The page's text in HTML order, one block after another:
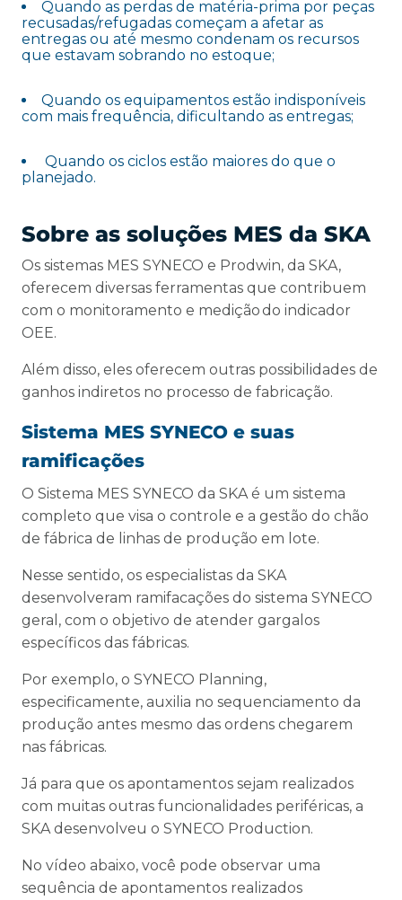
Quando as perdas de matéria-prima por peças
recusadas/refugadas começam a afetar as
entregas ou até mesmo condenam os recursos
que estavam sobrando no estoque;
Quando os equipamentos estão indisponíveis
com mais frequência, dificultando as entregas;
Quando os ciclos estão maiores do que o
planejado.
Sobre as soluções MES da SKA
Os sistemas MES SYNECO e Prodwin, da SKA,
oferecem diversas ferramentas que contribuem
com o monitoramento e medição do indicador
OEE.
Além disso, eles oferecem outras possibilidades de
ganhos indiretos no processo de fabricação.
Sistema MES SYNECO e suas
ramificações
O Sistema MES SYNECO da SKA é um sistema
completo que visa o controle e a gestão do chão
de fábrica de linhas de produção em lote.
Nesse sentido, os especialistas da SKA
desenvolveram ramifacações do sistema SYNECO
geral, com o objetivo de atender gargalos
específicos das fábricas.
Por exemplo, o SYNECO Planning,
especificamente, auxilia no sequenciamento da
produção antes mesmo das ordens chegarem
nas fábricas.
Já para que os apontamentos sejam realizados
com muitas outras funcionalidades periféricas, a
SKA desenvolveu o SYNECO Production.
No vídeo abaixo, você pode observar uma
sequência de apontamentos realizados